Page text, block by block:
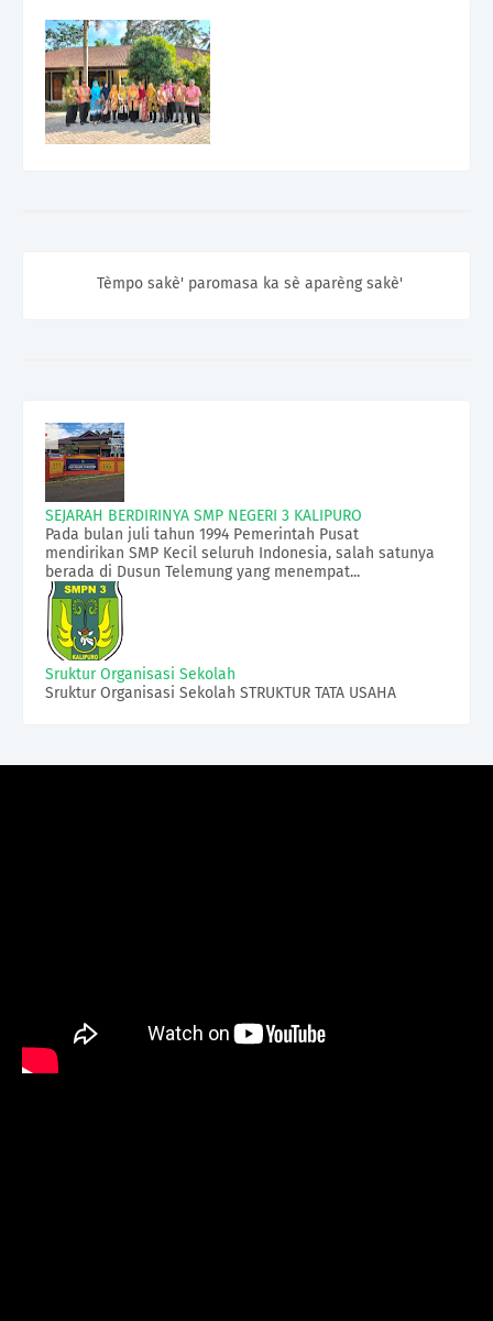
Tèmpo sakè' paromasa ka sè aparèng sakè'
SEJARAH BERDIRINYA SMP NEGERI 3 KALIPURO
Pada bulan juli tahun 1994 Pemerintah Pusat
mendirikan SMP Kecil seluruh Indonesia, salah satunya
berada di Dusun Telemung yang menempat...
Sruktur Organisasi Sekolah
Sruktur Organisasi Sekolah STRUKTUR TATA USAHA